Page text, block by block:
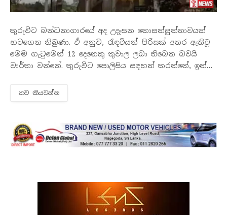
කුරුවිට බන්ධනාගාරයේ අද උදෑසන නොසන්සුන්තාවයක්
හටගෙන තිබුණා. ඒ අනුව, රැඳවියන් පිරිසක් අතර ඇතිවූ
මෙම ගැටුමෙන් 12 දෙනෙකු තුවාල ලබා තිබෙන බවයි
වාර්තා වන්නේ. කුරුවිට පොලිසිය සඳහන් කරන්නේ, ඉන්
තව කියවන්​න